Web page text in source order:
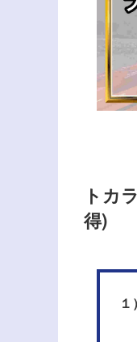
トカ
得)